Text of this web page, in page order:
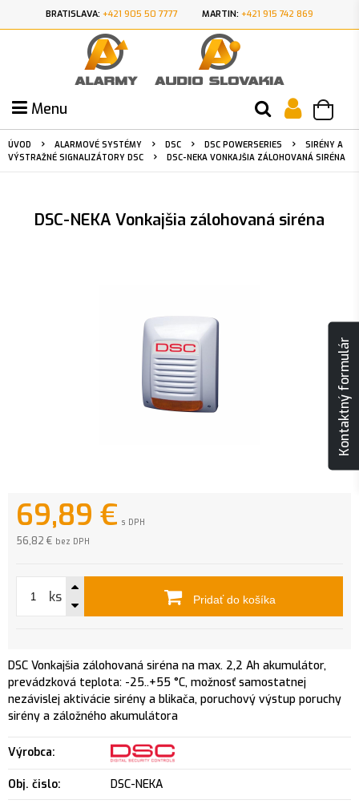
BRATISLAVA: +421 905 50 7777 MARTIN: +421 915 742 869
Menu
ÚVOD ALARMOVÉ SYSTÉMY DSC DSC POWERSERIES
SIRÉNY A
VÝSTRAŽNÉ SIGNALIZÁTORY DSC
DSC-NEKA VONKAJŠIA ZÁLOHOVANÁ SIRÉNA
DSC-NEKA Vonkajšia zálohovaná siréna
69,89 € s DPH
56,82 € bez DPH
ks Pridať do košíka
DSC Vonkajšia zálohovaná siréna na max. 2,2 Ah akumulátor,
prevádzková teplota: -25..+55 °C, možnosť samostatnej
nezávislej aktivácie sirény a blikača, poruchový výstup poruchy
sirény a záložného akumulátora
Výrobca:
Obj. čislo: DSC-NEKA
Kontaktný formulár